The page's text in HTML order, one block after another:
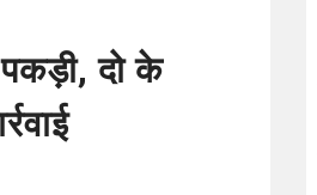
दो के